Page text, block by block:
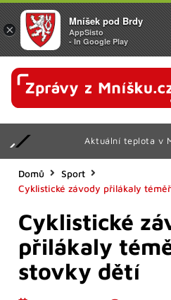
Aktuální teplota v
Domů
Sport
Cyklistické závody přilákaly
Cyklistické
přilákaly
stovky dětí
×
Mníšek pod Brdy
AppSisto
- In Google Play